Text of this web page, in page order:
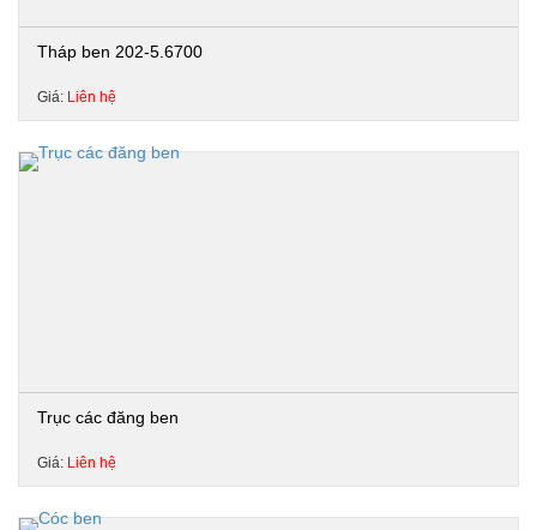
Tháp ben 202-5.6700
Giá: Liên hệ
Trục các đăng ben
Giá: Liên hệ